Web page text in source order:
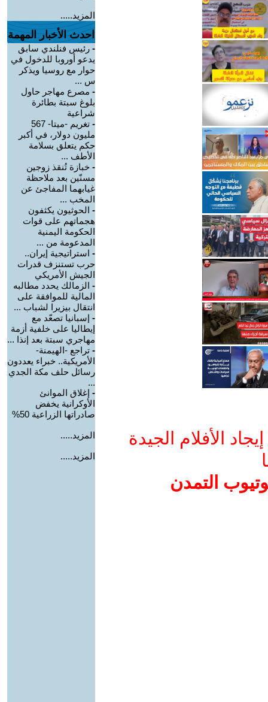
الأفلام الجيدة
التمدن
المزيد.....
احدث الأخبار المهمة
- رئيس فنلندي سابق
يدعو أوروبا للدخول في
حوار مع روسيا ويذكر
س ...
- مصرع مهاجر حاول
بلوغ سبتة بطائرة
شراعية
-
تغريم -ميتا- 567
مليون دولار، في أكبر
حكم يتعلق بسلامة
الأطف ...
- خبازة تُنقذ زوجين
مسنّين بعد ملاحظة
غيابهما المفاجئ عن
المخب ...
- الحوثيون يكثفون
هجماتهم على قوات
الحكومة اليمنية
المدعومة من ...
- استراتيجية إيران..
حرب تستنزف قدرات
الجيش الأمريكي
- الزمالك يحدد مطالبه
المالية للموافقة على
انتقال بيزيرا لشباب ...
- إسبانيا تصعّد مع
إيطاليا على خلفية أزمة
مهاجري سبتة بعد إنذا ...
- تراجع -الهيمنة-
الأمريكية.. خبراء يعددون
رسائل حلف مكة الجدي
...
- إغلاق الموانئ
الأوكرانية يخفض
صادراتها الزراعية 50%
المزيد.....
المزيد.....